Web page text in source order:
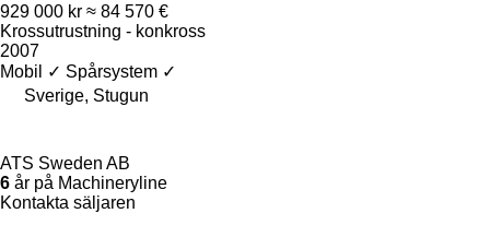
929 000 kr ≈ 84 570 €
Krossutrustning - konkross
2007
Mobil
✓ Spårsystem ✓
Sverige, Stugun
ATS Sweden AB
6 år på Machineryline
Kontakta säljaren